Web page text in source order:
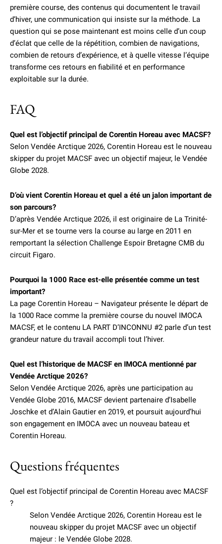
première course, des contenus qui documentent le travail
d’hiver, une communication qui insiste sur la méthode. La
question qui se pose maintenant est moins celle d’un coup
d’éclat que celle de la répétition, combien de navigations,
combien de retours d’expérience, et à quelle vitesse l’équipe
transforme ces retours en fiabilité et en performance
exploitable sur la durée.
FAQ
Quel est l’objectif principal de Corentin Horeau avec MACSF?
Selon Vendée Arctique 2026, Corentin Horeau est le nouveau
skipper du projet MACSF avec un objectif majeur, le Vendée
Globe 2028.
D’où vient Corentin Horeau et quel a été un jalon important de
son parcours?
D’après Vendée Arctique 2026, il est originaire de La Trinité-
sur-Mer et se tourne vers la course au large en 2011 en
remportant la sélection Challenge Espoir Bretagne CMB du
circuit Figaro.
Pourquoi la 1000 Race est-elle présentée comme un test
important?
La page Corentin Horeau – Navigateur présente le départ de
la 1000 Race comme la première course du nouvel IMOCA
MACSF, et le contenu LA PART D’INCONNU #2 parle d’un test
grandeur nature du travail accompli tout l’hiver.
Quel est l’historique de MACSF en IMOCA mentionné par
Vendée Arctique 2026?
Selon Vendée Arctique 2026, après une participation au
Vendée Globe 2016, MACSF devient partenaire d’Isabelle
Joschke et d’Alain Gautier en 2019, et poursuit aujourd’hui
son engagement en IMOCA avec un nouveau bateau et
Corentin Horeau.
Questions fréquentes
Quel est l’objectif principal de Corentin Horeau avec MACSF
?
Selon Vendée Arctique 2026, Corentin Horeau est le
nouveau skipper du projet MACSF avec un objectif
majeur : le Vendée Globe 2028.